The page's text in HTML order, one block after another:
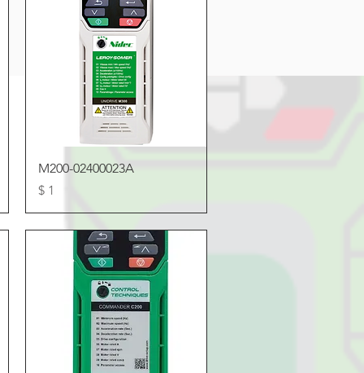
Vista rápida
M200-02400023A
Precio
$ 1